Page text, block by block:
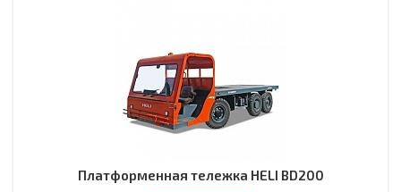
Платформенная тележка HELI BD200